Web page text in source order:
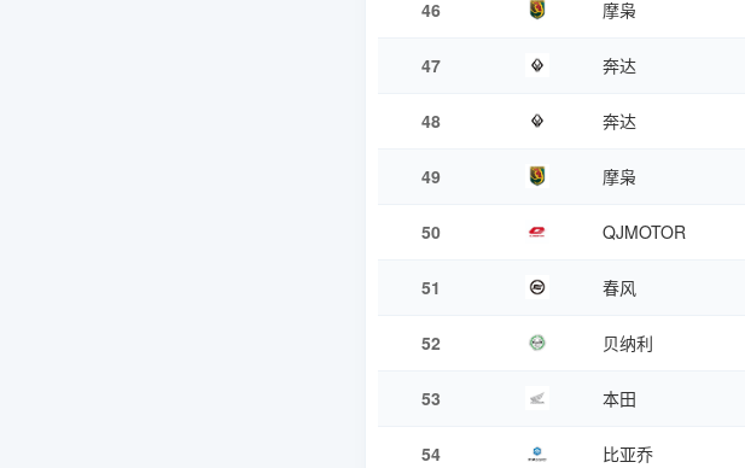
46 摩枭
47 奔达
48 奔达
49 摩枭
50 QJMOTOR
51 春风
52 贝纳利
53 本田
54 比亚乔